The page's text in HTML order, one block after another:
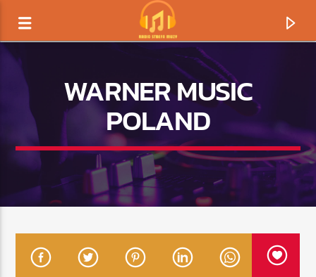
TERAZ GRAMY
WARNER MUSIC
POLAND